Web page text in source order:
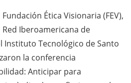
Fundación Ética Visionaria (FEV),
Iberoamericana de
Instituto Tecnológico de Santo
la conferencia
Anticipar para